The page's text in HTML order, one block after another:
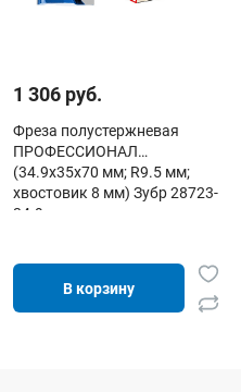
1 306 руб.
Фреза полустержневая
ПРОФЕССИОНАЛ
(34.9х35х70 мм; R9.5 мм;
хвостовик 8 мм) Зубр 28723-
34.9
В корзину